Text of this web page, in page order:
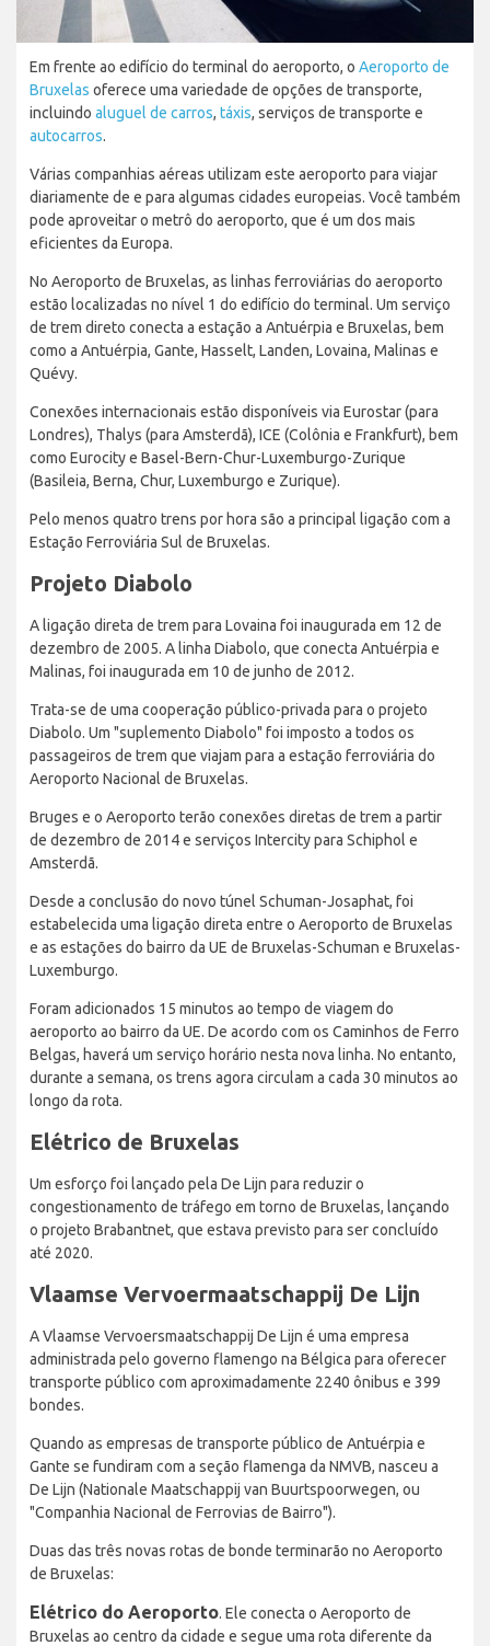
Em frente ao edifício do terminal do aeroporto, o Aeroporto de
Bruxelas oferece uma variedade de opções de transporte,
incluindo aluguel de carros, táxis, serviços de transporte e
autocarros.
Várias companhias aéreas utilizam este aeroporto para viajar
diariamente de e para algumas cidades europeias. Você também
pode aproveitar o metrô do aeroporto, que é um dos mais
eficientes da Europa.
No Aeroporto de Bruxelas, as linhas ferroviárias do aeroporto
estão localizadas no nível 1 do edifício do terminal. Um serviço
de trem direto conecta a estação a Antuérpia e Bruxelas, bem
como a Antuérpia, Gante, Hasselt, Landen, Lovaina, Malinas e
Quévy.
Conexões internacionais estão disponíveis via Eurostar (para
Londres), Thalys (para Amsterdã), ICE (Colônia e Frankfurt), bem
como Eurocity e Basel-Bern-Chur-Luxemburgo-Zurique
(Basileia, Berna, Chur, Luxemburgo e Zurique).
Pelo menos quatro trens por hora são a principal ligação com a
Estação Ferroviária Sul de Bruxelas.
Projeto Diabolo
A ligação direta de trem para Lovaina foi inaugurada em 12 de
dezembro de 2005. A linha Diabolo, que conecta Antuérpia e
Malinas, foi inaugurada em 10 de junho de 2012.
Trata-se de uma cooperação público-privada para o projeto
Diabolo. Um "suplemento Diabolo" foi imposto a todos os
passageiros de trem que viajam para a estação ferroviária do
Aeroporto Nacional de Bruxelas.
Bruges e o Aeroporto terão conexões diretas de trem a partir
de dezembro de 2014 e serviços Intercity para Schiphol e
Amsterdã.
Desde a conclusão do novo túnel Schuman-Josaphat, foi
estabelecida uma ligação direta entre o Aeroporto de Bruxelas
e as estações do bairro da UE de Bruxelas-Schuman e Bruxelas-
Luxemburgo.
Foram adicionados 15 minutos ao tempo de viagem do
aeroporto ao bairro da UE. De acordo com os Caminhos de Ferro
Belgas, haverá um serviço horário nesta nova linha. No entanto,
durante a semana, os trens agora circulam a cada 30 minutos ao
longo da rota.
Elétrico de Bruxelas
Um esforço foi lançado pela De Lijn para reduzir o
congestionamento de tráfego em torno de Bruxelas, lançando
o projeto Brabantnet, que estava previsto para ser concluído
até 2020.
Vlaamse Vervoermaatschappij De Lijn
A Vlaamse Vervoersmaatschappij De Lijn é uma empresa
administrada pelo governo flamengo na Bélgica para oferecer
transporte público com aproximadamente 2240 ônibus e 399
bondes.
Quando as empresas de transporte público de Antuérpia e
Gante se fundiram com a seção flamenga da NMVB, nasceu a
De Lijn (Nationale Maatschappij van Buurtspoorwegen, ou
"Companhia Nacional de Ferrovias de Bairro").
Duas das três novas rotas de bonde terminarão no Aeroporto
de Bruxelas:
Elétrico do Aeroporto. Ele conecta o Aeroporto de
Bruxelas ao centro da cidade e segue uma rota diferente da